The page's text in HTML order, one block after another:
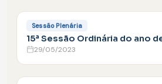
FACEBOOK
Sessão Plenária
15ª Sessão Ordinária do ano
29/05/2023